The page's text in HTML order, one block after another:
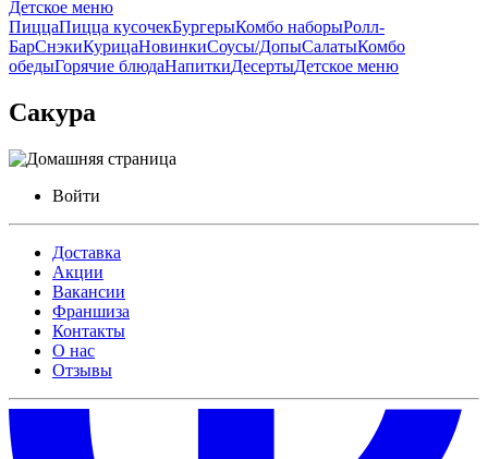
Детское меню
ПиццаПицца кусочекБургерыКомбо наборыРолл-
БарСнэкиКурицаНовинкиСоусы/ДопыСалатыКомбо
обедыГорячие блюдаНапиткиДесертыДетское меню
Сакура
Войти
Доставка
Акции
Вакансии
Франшиза
Контакты
О нас
Отзывы